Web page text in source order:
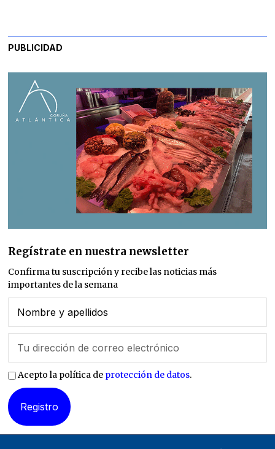
PUBLICIDAD
Regístrate en nuestra newsletter
Confirma tu suscripción y recibe las noticias más
importantes de la semana
Acepto la política de protección de datos.